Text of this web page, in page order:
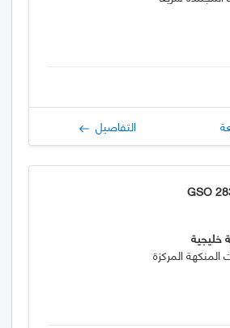
التفاصيل
GSO
خليجية
المنكهة المركزة